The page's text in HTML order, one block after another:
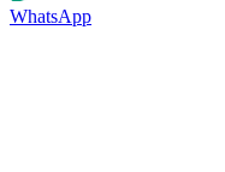
WhatsApp